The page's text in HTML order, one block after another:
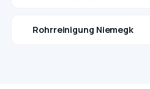
Rohrreinigung Niemegk